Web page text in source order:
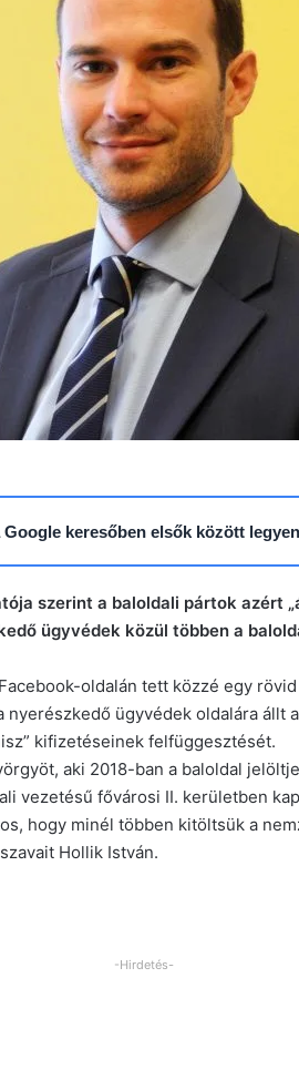
keresőben elsők között
szerint a baloldali pártok azért
ügyvédek közül többen a
oldalán tett közzé egy
nyerészkedő ügyvédek oldalára állt
kifizetéseinek felfüggesztését.
aki 2018-ban a baloldal
vezetésű fővárosi II. kerületben
hogy minél többen kitöltsük a
Hollik István.
-Hirdetés-